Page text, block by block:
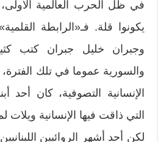
في ظل الحرب العالمية
يكونوا قلة. فـ«الرابطة
وجبران خليل جبران كتب
والسورية عموما في تلك الفترة،
الإنسانية التصوفية، كان أحد
التي ذاقت فيها الإنسانية ويلات
لكن أحد أشهر الروائيين